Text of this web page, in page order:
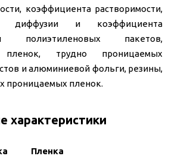
коэффициента растворимости,
диффузии и коэффициента
полиэтиленовых пакетов,
пленок, трудно проницаемых
и алюминиевой фольги, резины,
проницаемых пленок.
характеристики
Пленка